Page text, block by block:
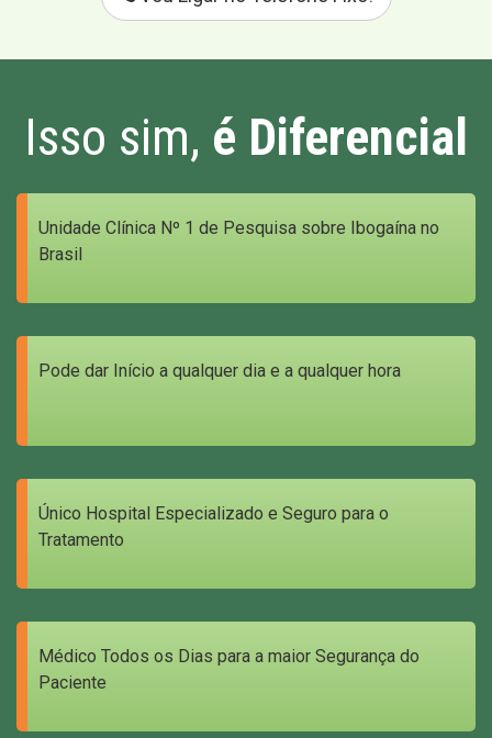
Isso sim, é Diferencial
Unidade Clínica Nº 1 de Pesquisa sobre Ibogaína no
Brasil
Pode dar Início a qualquer dia e a qualquer hora
Único Hospital Especializado e Seguro para o
Tratamento
Médico Todos os Dias para a maior Segurança do
Paciente